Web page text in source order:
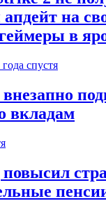
на
в
года спустя
вкладам